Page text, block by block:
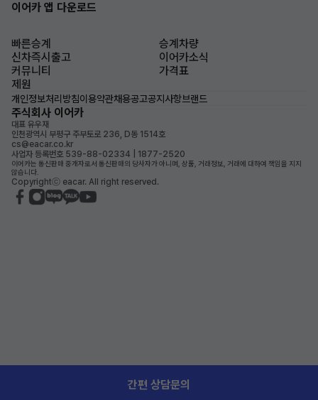
이어카 앱 다운로드
빠른승계
승계차량
신차즉시출고
이어카소식
커뮤니티
가격표
제원
개인정보처리방침이용약관채용공고공지사항브랜드
주식회사 이어카
대표 유우재
인천광역시 부평구 주부토로 236, D동 1514호
cs@eacar.co.kr
사업자 등록번호 539-88-02334 | 1877-2520
이어카는 통신판매 중개자로서 통신판매의 당사자가 아니며, 상품, 거래정보, 거래에 대하여 책임을 지지
않습니다.
Copyrightⓒ eacar. All right reserved.
간편 상담문의